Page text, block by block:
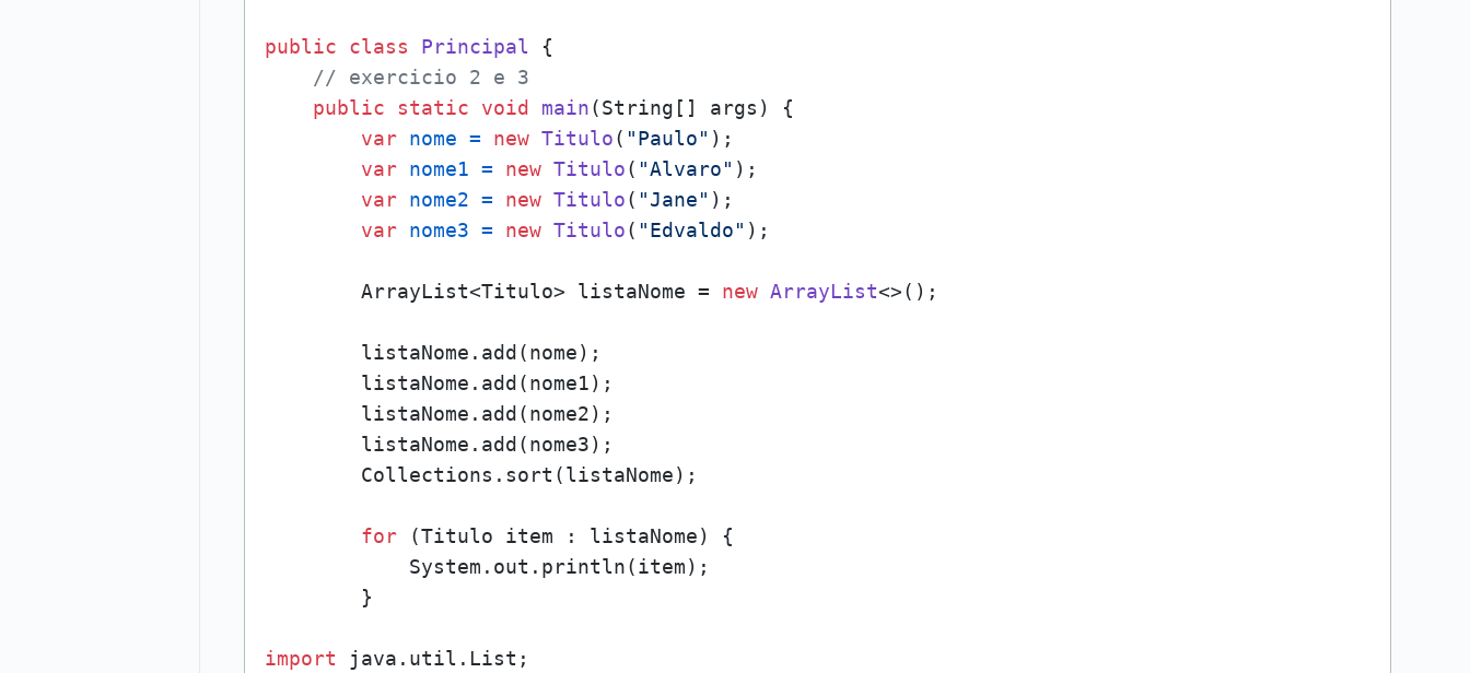
public class Principal {
// exercicio 2 e 3
public
static void main(String[] args)
{
var nome = new Titulo( "Paulo" );
var nome1 = new Titulo( "Alvaro" );
var nome2 = new Titulo( "Jane" );
var nome3 = new Titulo( "Edvaldo" );
        ArrayList<Titulo> listaNome =
new ArrayList<>();
        listaNome.add(nome);
        listaNome.add(nome1);
        listaNome.add(nome2);
        listaNome.add(nome3);
        Collections.sort(listaNome);
for (Titulo item : listaNome) {
            System.out.println(item);
        }
import java.util.List;